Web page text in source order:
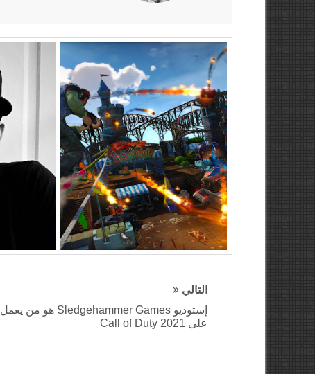
التالي
إستوديو Sledgehammer Games هو من يعمل
على Call of Duty 2021